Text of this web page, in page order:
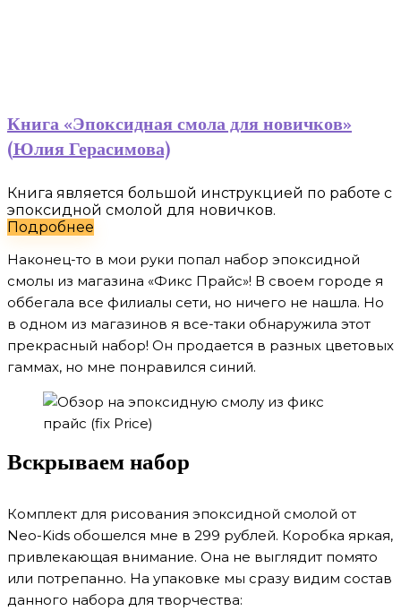
Книга «Эпоксидная смола для новичков»
(Юлия Герасимова)
Книга является большой инструкцией по работе с
эпоксидной смолой для новичков.
Подробнее
Наконец-то в мои руки попал набор эпоксидной
смолы из магазина «Фикс Прайс»! В своем городе я
оббегала все филиалы сети, но ничего не нашла. Но
в одном из магазинов я все-таки обнаружила этот
прекрасный набор! Он продается в разных цветовых
гаммах, но мне понравился синий.
Вскрываем набор
Комплект для рисования эпоксидной смолой от
Neo-Kids обошелся мне в 299 рублей. Коробка яркая,
привлекающая внимание. Она не выглядит помято
или потрепанно. На упаковке мы сразу видим состав
данного набора для творчества: